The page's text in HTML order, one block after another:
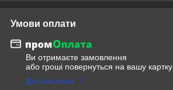
Умови оплати
Ви отримаєте замовлення
або гроші повернуться на вашу картку
Детальніше